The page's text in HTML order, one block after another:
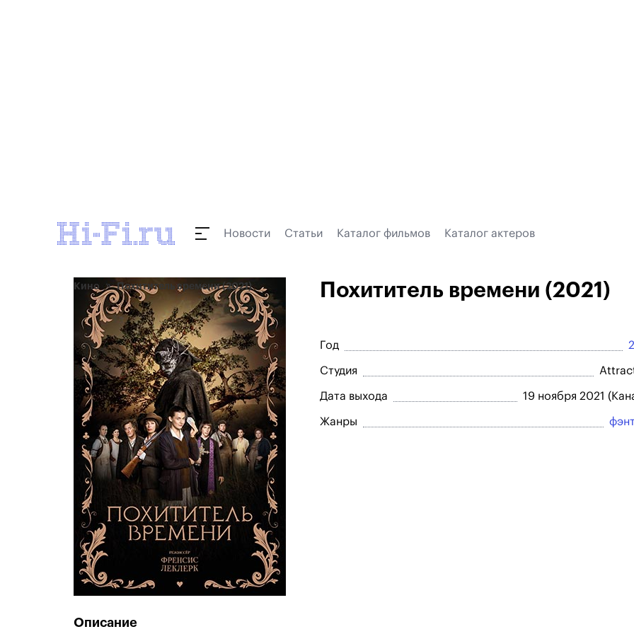
Новости Статьи Каталог фильмов Каталог актеров
Кино Похититель времени (2021) Похититель времени (2021)
Год
Студия
Дата выхода 19 ноября 2021
Жанры
Описание